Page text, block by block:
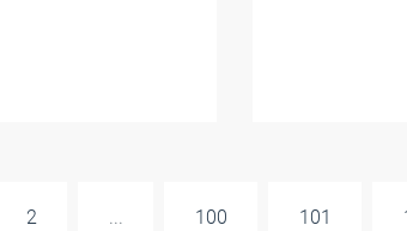
2 ... 100 101